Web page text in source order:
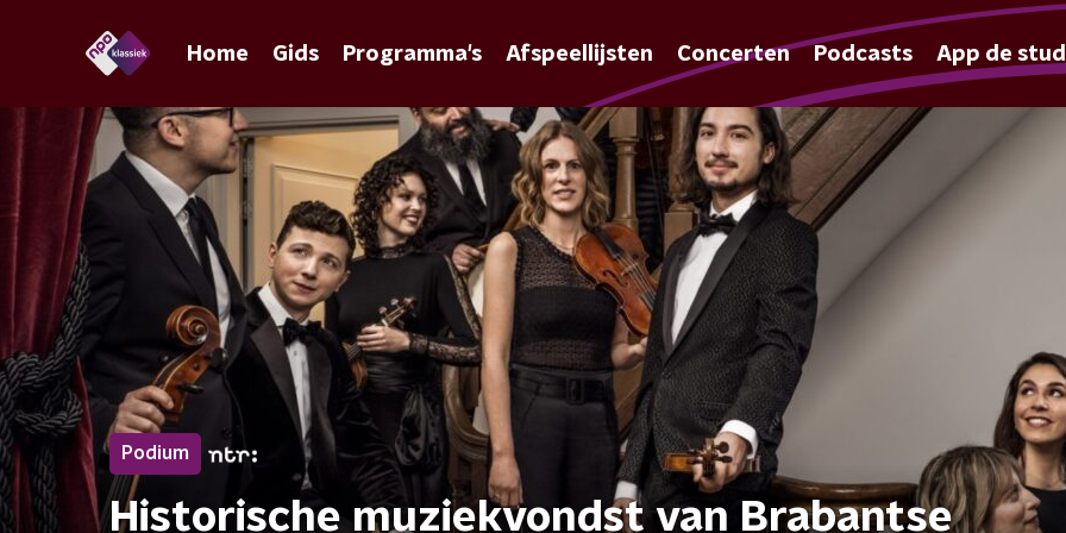
Home Gids Programma's Afspeellijsten Concerten Podcasts App de
Podium
Historische muziekvondst van Brabantse